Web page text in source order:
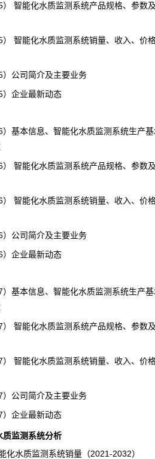
化水质监测系统产品规格、参数及
化水质监测系统销量、收入、价格
司简介及主要业务
业最新动态
信息、智能化水质监测系统生产基
化水质监测系统产品规格、参数及
化水质监测系统销量、收入、价格
司简介及主要业务
业最新动态
信息、智能化水质监测系统生产基
化水质监测系统产品规格、参数及
化水质监测系统销量、收入、价格
司简介及主要业务
业最新动态
监测系统分析
水质监测系统销量（2021-2032）